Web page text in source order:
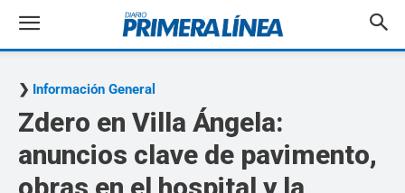
Información General
Zdero en Villa Ángela:
anuncios clave de pavimento,